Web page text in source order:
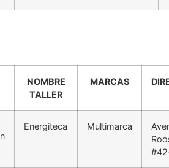
NOMBRE
TALLER
MARCAS
Energiteca Multimarca